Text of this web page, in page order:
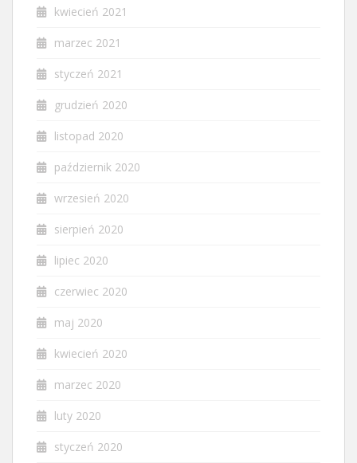
kwiecień 2021
marzec 2021
styczeń 2021
grudzień 2020
listopad 2020
październik 2020
wrzesień 2020
sierpień 2020
lipiec 2020
czerwiec 2020
maj 2020
kwiecień 2020
marzec 2020
luty 2020
styczeń 2020